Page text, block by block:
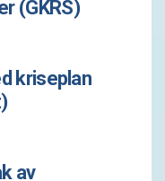
(GKRS)
kriseplan
av